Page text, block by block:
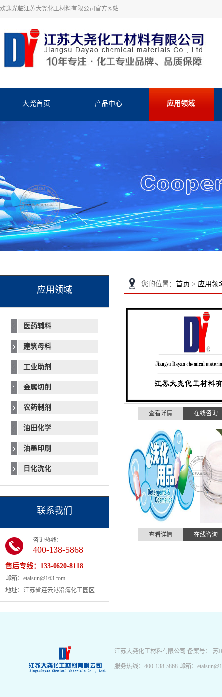
欢迎光临江苏大尧化工材料有限公司官方网站
大尧首页 产品中心 应用领域
您的位置： 首页 > 应用领
查看详情 在线咨询
查看详情 在线咨询
应用领域
医药辅料
建筑母料
工业助剂
金属切削
农药制剂
油田化学
油墨印刷
日化洗化
联系我们
咨询热线：
400-138-5868
售后专线： 133-0620-8118
邮箱：etaisun@163.com
地址：江苏省连云港沿海化工园区
江苏大尧化工材料有限公司 备案号： 苏
服务热线：400-138-5868 邮箱：